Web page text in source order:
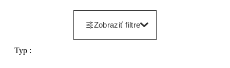
Zobraziť filtre
Typ :